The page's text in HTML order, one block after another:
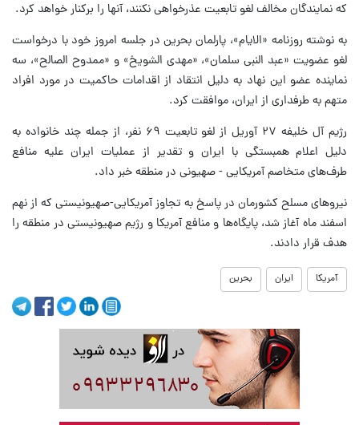
که نمایندگان مخالف لغو تابعیت عذرخواهی نکنند، آنها را برکنار خواهد کرد.
به نوشته روزنامه «الایام»، پارلمان بحرین در جلسه امروز خود با درخواست
لغو عضویت «عبد النبی سلمان»، «مهدی الشویخ» و «ممدوح الصالح»، سه
نماینده عضو این نهاد به دلیل انتقاد از اقدامات حاکمیت در مورد افراد
متهم به طرفداری از ایران، موافقت کرد.
رژیم آل خلیفه ۲۷ آوریل از لغو تابعیت ۶۹ نفر، از جمله چند خانواده به
دلیل اعلام همبستگی با ایران و تقدیر از عملیات ایران علیه منافع
طرف‌های متخاصم آمریکایی - صهیونی در منطقه خبر داد.
نیروهای مسلح کشورمان در پاسخ به تجاوز آمریکایی-صهیونیستی که از نهم
اسفند ماه آغاز شد، پایگاه‌ها و منافع آمریکا و رژیم صهیونیستی در منطقه را
هدف قرار دادند.
آمریکا ایران بحرین